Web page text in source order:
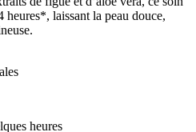
heures*, laissant la peau douce,
heures